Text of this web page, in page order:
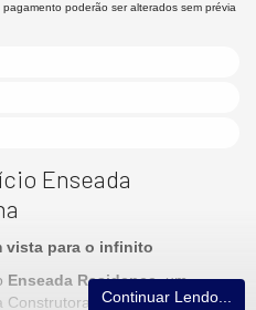
poderão ser alterados sem prévia
Enseada
vista para o infinito
Enseada Residence, um
na desejada Meia
Continuar Lendo...